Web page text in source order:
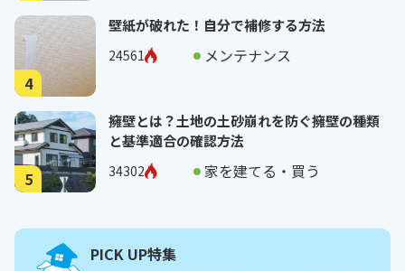
4
壁紙が破れた！自分で補修する方法
24561 メンテナンス
5
擁壁とは？土地の土砂崩れを防ぐ擁壁の種類
と基準適合の確認方法
34302 家を建てる・買う
PICK UP特集